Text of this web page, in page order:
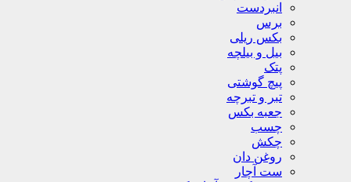
انبردست
برس
بکس ریلی
بیل و بیلچه
پتک
پیچ گوشتی
تبر و تبرچه
جعبه بکس
چسب
چکش
روغن دان
ست آچار